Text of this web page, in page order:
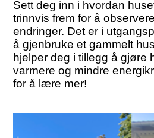
Sett deg inn i hvordan
trinnvis frem for å
endringer. Det er i
å gjenbruke et gammelt
hjelper deg i tillegg å gjøre
varmere og mindre
for å lære mer!